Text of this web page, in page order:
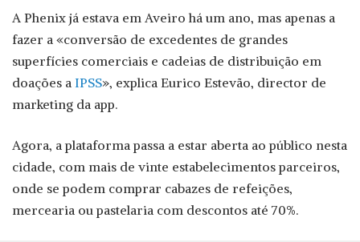
A Phenix já estava em Aveiro há um ano, mas apenas a
fazer a «conversão de excedentes de grandes
superfícies comerciais e cadeias de distribuição em
doações a IPSS», explica Eurico Estevão, director de
marketing da app.
Agora, a plataforma passa a estar aberta ao público nesta
cidade, com mais de vinte estabelecimentos parceiros,
onde se podem comprar cabazes de refeições,
mercearia ou pastelaria com descontos até 70%.